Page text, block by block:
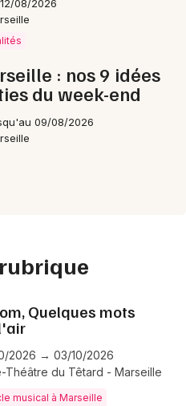
08/2026
: nos 9 idées
du week-end
09/08/2026
Quelques mots
2026 → 03/10/2026
Théâtre du Têtard - Marseille
musical à Marseille